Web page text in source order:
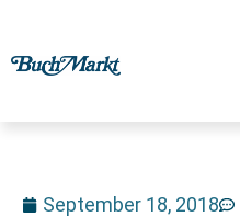
September 18, 2018